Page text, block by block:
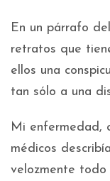
En un párrafo
retratos que
ellos una
tan sólo a una
Mi enfermedad,
médicos
velozmente todo